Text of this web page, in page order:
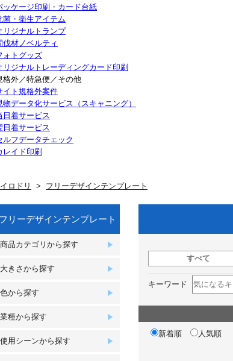
ッケージ印刷・カード台紙
菌・衛生アイテム
リジナルトランプ
伐材ノベルティ
ォトグッズ
リジナルトレーディングカード印刷
格外／特急便／その他
イト規格外案件
物データ化サービス（スキャニング）
日着サービス
日着サービス
ルフデータチェック
レイド印刷
イロドリ フリーデザインテンプレート
フリーデザインテンプレート
商品カテゴリから探す
大きさから探す
色から探す
業種から探す
使用シーンから探す
すべて
キーワード
新着順 人気順